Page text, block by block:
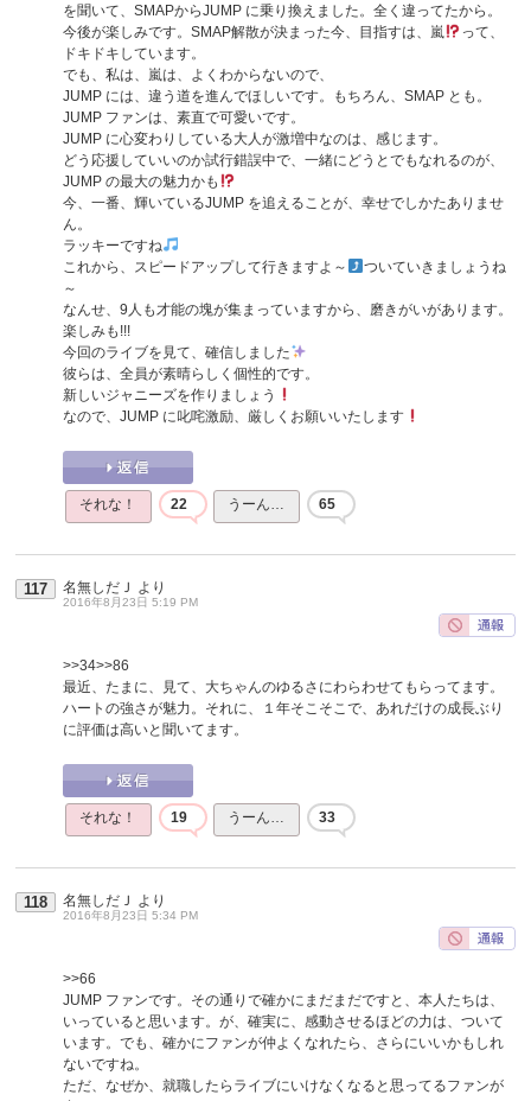
を聞いて、SMAPからJUMP に乗り換えました。全く違ってたから。
今後が楽しみです。SMAP解散が決まった今、目指すは、嵐
って、
ドキドキしています。
でも、私は、嵐は、よくわからないので、
JUMP には、違う道を進んでほしいです。もちろん、SMAP とも。
JUMP ファンは、素直で可愛いです。
JUMP に心変わりしている大人が激増中なのは、感じます。
どう応援していいのか試行錯誤中で、一緒にどうとでもなれるのが、
JUMP の最大の魅力かも
今、一番、輝いているJUMP を追えることが、幸せでしかたありませ
ん。
ラッキーですね
これから、スピードアップして行きますよ～
ついていきましょうね
～
なんせ、9人も才能の塊が集まっていますから、磨きがいがあります。
楽しみも!!!
今回のライブを見て、確信しました
彼らは、全員が素晴らしく個性的です。
新しいジャニーズを作りましょう
なので、JUMP に叱咤激励、厳しくお願いいたします
それな！ 22 うーん… 65
117 名無しだＪ より
2016年8月23日 5:19 PM
>>34>>86
最近、たまに、見て、大ちゃんのゆるさにわらわせてもらってます。
ハートの強さが魅力。それに、１年そこそこで、あれだけの成長ぶり
に評価は高いと聞いてます。
それな！ 19 うーん… 33
118 名無しだＪ より
2016年8月23日 5:34 PM
>>66
JUMP ファンです。その通りで確かにまだまだですと、本人たちは、
いっていると思います。が、確実に、感動させるほどの力は、ついて
います。でも、確かにファンが仲よくなれたら、さらにいいかもしれ
ないですね。
ただ、なぜか、就職したらライブにいけなくなると思ってるファンが